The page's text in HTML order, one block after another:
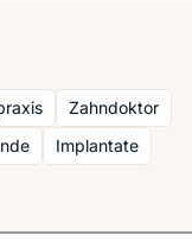
Zahndoktor
Implantate